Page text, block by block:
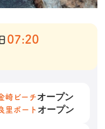
07:20
崎ビーチオープン
里ボート オープン